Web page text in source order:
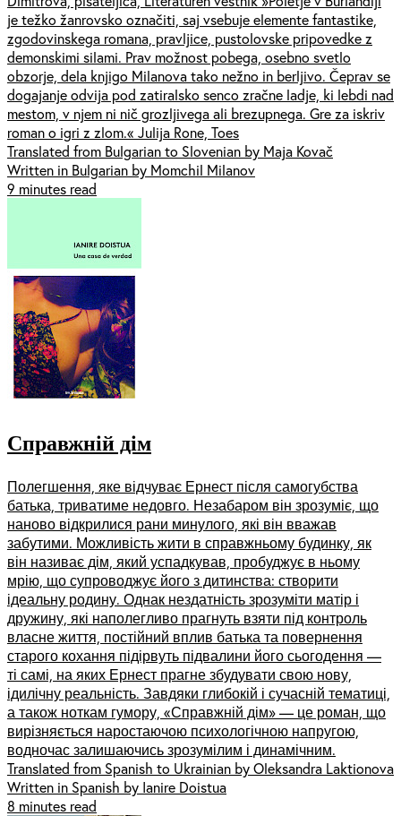
je težko žanrovsko označiti, saj vsebuje elemente fantastike,
zgodovinskega romana, pravljice, pustolovske pripovedke z
demonskimi silami. Prav možnost pobega, osebno svetlo
obzorje, dela knjigo Milanova tako nežno in berljivo. Čeprav se
dogajanje odvija pod zatiralsko senco zračne ladje, ki lebdi nad
mestom, v njem ni nič grozljivega ali brezupnega. Gre za iskriv
roman o igri z zlom.« Julija Rone, Toes
Translated from Bulgarian to Slovenian by Maja Kovač
Written in Bulgarian by Momchil Milanov
9 minutes read
Справжній дім
Полегшення, яке відчуває Ернест після самогубства
батька, триватиме недовго. Незабаром він зрозуміє, що
наново відкрилися рани минулого, які він вважав
забутими. Можливість жити в справжньому будинку, як
він називає дім, який успадкував, пробуджує в ньому
мрію, що супроводжує його з дитинства: створити
ідеальну родину. Однак нездатність зрозуміти матір і
дружину, які наполегливо прагнуть взяти під контроль
власне життя, постійний вплив батька та повернення
старого кохання підірвуть підвалини його сьогодення —
ті самі, на яких Ернест прагне збудувати свою нову,
ідилічну реальність. Завдяки глибокій і сучасній тематиці,
а також ноткам гумору, «Справжній дім» — це роман, що
вирізняється наростаючою психологічною напругою,
водночас залишаючись зрозумілим і динамічним.
Translated from Spanish to Ukrainian by Oleksandra Laktionova
Written in Spanish by Ianire Doistua
8 minutes read